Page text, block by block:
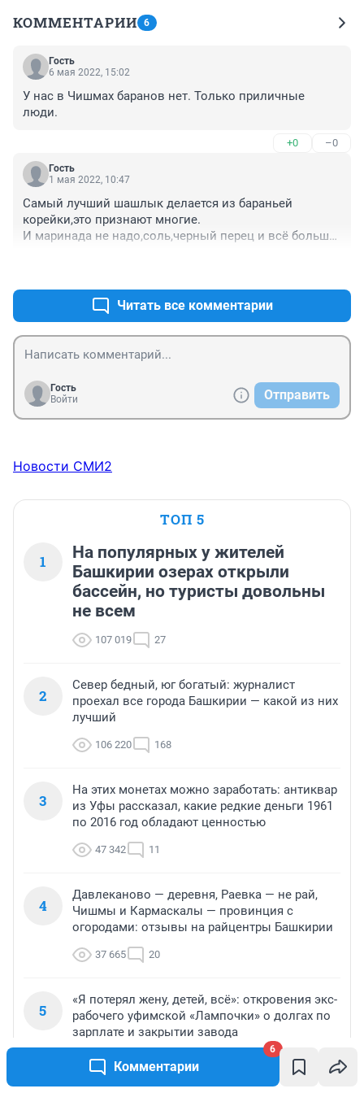
Комментарии
6
КОММЕНТАРИИ 6
Гость
6 мая 2022, 15:02
У нас в Чишмах баранов нет. Только приличные
люди.
+0 –0
Гость
1 мая 2022, 10:47
Самый лучший шашлык делается из бараньей
корейки,это признают многие.
И маринада не надо,соль,черный перец и всё больше
Читать все комментарии
Гость
Войти
Отправить
Новости СМИ2
ТОП 5
1
На популярных у жителей
Башкирии озерах открыли
бассейн, но туристы довольны
не всем
107 019 27
2
Север бедный, юг богатый: журналист
проехал все города Башкирии — какой из них
лучший
106 220 168
3
На этих монетах можно заработать: антиквар
из Уфы рассказал, какие редкие деньги 1961
по 2016 год обладают ценностью
47 342 11
4
Давлеканово — деревня, Раевка — не рай,
Чишмы и Кармаскалы — провинция с
огородами: отзывы на райцентры Башкирии
37 665 20
5
«Я потерял жену, детей, всё»: откровения экс-
рабочего уфимской «Лампочки» о долгах по
зарплате и закрытии завода
35 438